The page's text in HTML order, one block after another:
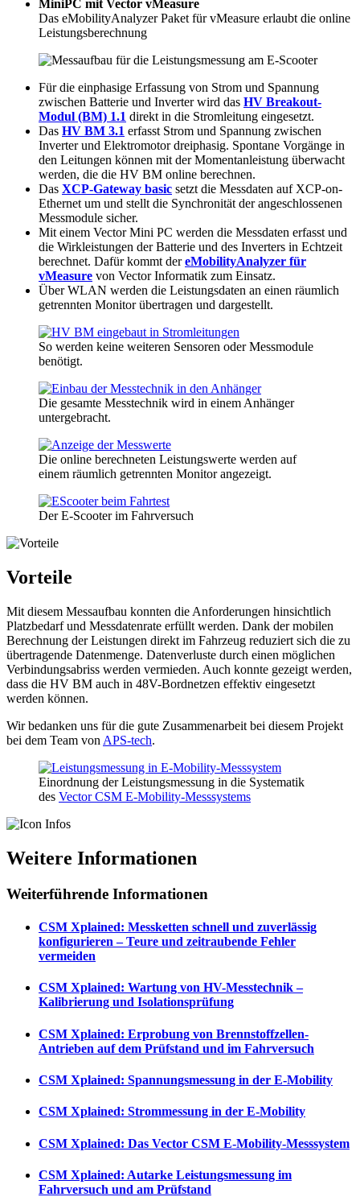
MiniPC mit Vector vMeasure
Das eMobilityAnalyzer Paket für vMeasure erlaubt die online
Leistungsberechnung
Für die einphasige Erfassung von Strom und Spannung
zwischen Batterie und Inverter wird das HV Breakout-
Modul (BM) 1.1 direkt in die Stromleitung eingesetzt.
Das HV BM 3.1 erfasst Strom und Spannung zwischen
Inverter und Elektromotor dreiphasig. Spontane Vorgänge in
den Leitungen können mit der Momentanleistung überwacht
werden, die die HV BM online berechnen.
Das XCP-Gateway basic setzt die Messdaten auf XCP-on-
Ethernet um und stellt die Synchronität der angeschlossenen
Messmodule sicher.
Mit einem Vector Mini PC werden die Messdaten erfasst und
die Wirkleistungen der Batterie und des Inverters in Echtzeit
berechnet. Dafür kommt dereMobilityAnalyzer für
vMeasure von Vector Informatik zum Einsatz.
Über WLAN werden die Leistungsdaten an einen räumlich
getrennten Monitor übertragen und dargestellt.
So werden keine weiteren Sensoren oder Messmodule
benötigt.
Die gesamte Messtechnik wird in einem Anhänger
untergebracht.
Die online berechneten Leistungswerte werden auf
einem räumlich getrennten Monitor angezeigt.
Der E-Scooter im Fahrversuch
Vorteile
Mit diesem Messaufbau konnten die Anforderungen hinsichtlich
Platzbedarf und Messdatenrate erfüllt werden. Dank der mobilen
Berechnung der Leistungen direkt im Fahrzeug reduziert sich die zu
übertragende Datenmenge. Datenverluste durch einen möglichen
Verbindungsabriss werden vermieden. Auch konnte gezeigt werden,
dass die HV BM auch in 48V-Bordnetzen effektiv eingesetzt
werden können.
Wir bedanken uns für die gute Zusammenarbeit bei diesem Projekt
bei dem Team von APS-tech.
Einordnung der Leistungsmessung in die Systematik
des Vector CSM E-Mobility-Messsystems
Weitere Informationen
Weiterführende Informationen
CSM Xplained: Messketten schnell und zuverlässig
konfigurieren – Teure und zeitraubende Fehler
vermeiden
CSM Xplained: Wartung von HV-Messtechnik –
Kalibrierung und Isolationsprüfung
CSM Xplained: Erprobung von Brennstoffzellen-
Antrieben auf dem Prüfstand und im Fahrversuch
CSM Xplained: Spannungsmessung in der E-Mobility
CSM Xplained: Strommessung in der E-Mobility
CSM Xplained: Das Vector CSM E-Mobility-Messsystem
CSM Xplained: Autarke Leistungsmessung im
Fahrversuch und am Prüfstand